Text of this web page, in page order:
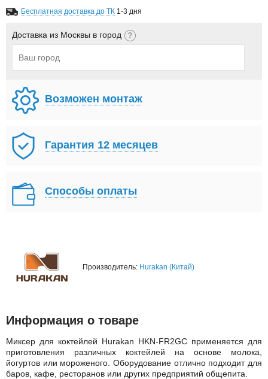
Бесплатная доставка до ТК 1-3 дня
Доставка из Москвы в город
Возможен монтаж
Гарантия 12 месяцев
Способы оплаты
Производитель: Hurakan (Китай)
Информация о товаре
Миксер для коктейлей Hurakan HKN-FR2GC применяется для
приготовления различных коктейлей на основе молока,
йогуртов или мороженого. Оборудование отлично подходит для
баров, кафе, ресторанов или других предприятий общепита.